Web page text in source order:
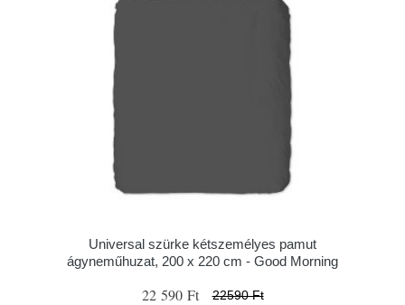
Universal szürke kétszemélyes pamut
ágyneműhuzat, 200 x 220 cm - Good Morning
22 590 Ft 22590 Ft